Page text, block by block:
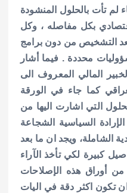
لم تأت بالحلول المنشودة
بكل مفاصله ، وكل
التشخيص من دون برامج
محددة . فيما أشار
المالي المعروف الى
كما جاء في الورقة
التي اشارت اليها من
السياسية الشجاعة
الشاملة، ويجد ان ما بعد
كبيرة لكي تأخذ الآراء
أوراق هذه الإصلاحات
تكون اكثر دقة في اليات